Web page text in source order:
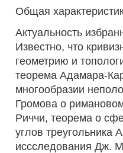
Общая
Актуальность
Известно, что
геометрию и
теорема Адамара-
многообразии
Громова о
Риччи, теорема о
углов треугольника
иссследования Дж.